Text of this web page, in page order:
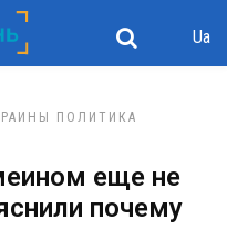
Ua
ПОЛИТИКА
еще не
почему